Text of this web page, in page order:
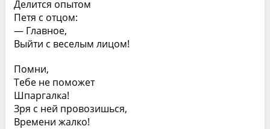
Делится опытом
Петя с отцом:
— Главное,
Выйти с веселым лицом!
Помни,
Тебе не поможет
Шпаргалка!
Зря с ней провозишься,
Времени жалко!